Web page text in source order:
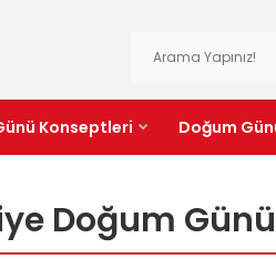
Konseptleri Doğum
Doğum